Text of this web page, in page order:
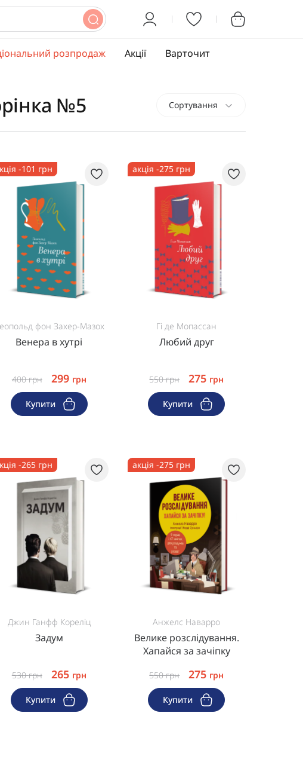
розпродаж Акції Варточит
№5 Сортування
-101 грн
фон Захер-Мазох
Венера в хутрі
400грн 299 грн
Купити
акція -275 грн
Гі де Мопассан
Любий друг
550грн 275 грн
Купити
-265 грн
Джин Ганфф Кореліц
Задум
530грн 265 грн
Купити
акція -275 грн
Анжелс Наварро
Велике розслідування.
Хапайся за зачіпку
550грн 275 грн
Купити